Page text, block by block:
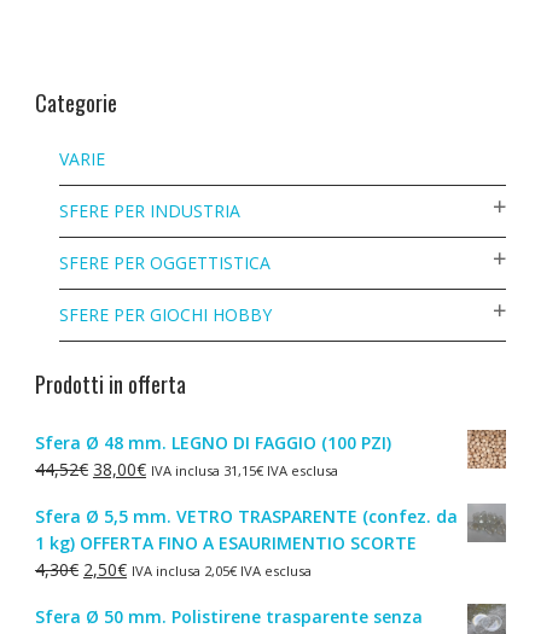
Categorie
VARIE
SFERE PER INDUSTRIA
SFERE PER OGGETTISTICA
SFERE PER GIOCHI HOBBY
Prodotti in offerta
Sfera Ø 48 mm. LEGNO DI FAGGIO (100 PZI)
44,52€ Il
originale
era:
44,52€.
38,00€Il
attuale
è:
38,00€.
IVA inclusa 31,15€IVA esclusa
Sfera Ø 5,5 mm. VETRO TRASPARENTE (confez. da
1 kg) OFFERTA FINO A ESAURIMENTIO SCORTE
4,30€ Il
originale
2,50€Il
attuale
IVA inclusa 2,05€IVA esclusa
Sfera Ø 50 mm. Polistirene trasparente senza